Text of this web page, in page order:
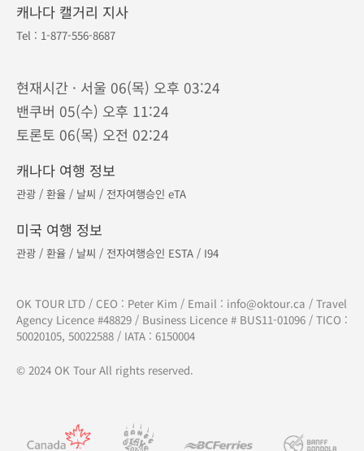
캐나다 캘거리 지사
Tel : 1-877-556-8687
현재시간 · 서울 06(목) 오후 03:24
밴쿠버 05(수) 오후 11:24
토론토 06(목) 오전 02:24
캐나다 여행 정보
관광 / 환율 / 날씨 / 전자여행승인 eTA
미국 여행 정보
관광 / 환율 / 날씨 / 전자여행승인 ESTA / I94
OK TOUR LTD / CEO : Peter Kim / Email : info@oktour.ca / Travel
Agency Licence #48829 / Business Licence # BUS11-01096 / TICO :
50020105, 50022588 / IATA : 6150004
© 2024 OK Tour All rights reserved.